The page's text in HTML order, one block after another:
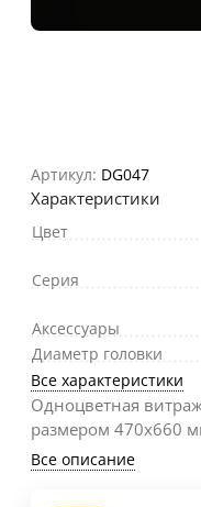
Артикул: DG047
Характеристики
Цвет
Серия
Аксессуары
Диаметр головки
Все характеристики
Одноцветная
размером 470х660
Все описание